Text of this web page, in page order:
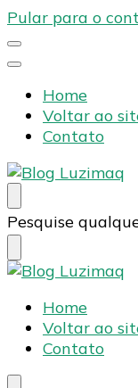
Pular para o
Home
Voltar ao
Contato
Blog Luzimaq
Procurando
algo?
Pesquise
Blog
Home
Voltar ao
Contato